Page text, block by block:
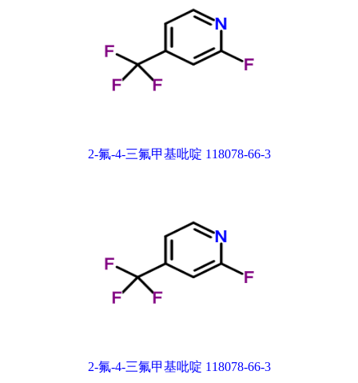
2-氟-4-三氟甲基吡啶 118078-66-3
2-氟-4-三氟甲基吡啶 118078-66-3